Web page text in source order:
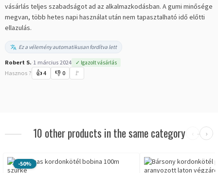
vásárlás teljes szabadságot ad az alkalmazkodásban. A gumi minősége
megvan, több hetes napi használat után nem tapasztalható idő előtti
ellazulás.
Ez a vélemény automatikusan fordítva lett
Robert S.·1 március 2024 ✓ Igazolt vásárlás
Hasznos ? 👍4 👎 0 🚩
10 other products in the same category ‹ ›
-50%